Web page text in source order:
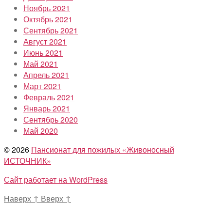
Ноябрь 2021
Октябрь 2021
Сентябрь 2021
Август 2021
Июнь 2021
Май 2021
Апрель 2021
Март 2021
Февраль 2021
Январь 2021
Сентябрь 2020
Май 2020
© 2026 Пансионат для пожилых «Живоносный
ИСТОЧНИК»
Сайт работает на WordPress
Наверх ↑ Вверх ↑